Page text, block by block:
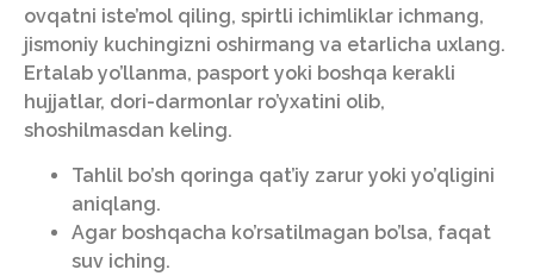
ovqatni iste’mol qiling, spirtli ichimliklar ichmang,
jismoniy kuchingizni oshirmang va etarlicha uxlang.
Ertalab yo’llanma, pasport yoki boshqa kerakli
hujjatlar, dori-darmonlar ro’yxatini olib,
shoshilmasdan keling.
Tahlil bo’sh qoringa qat’iy zarur yoki yo’qligini
aniqlang.
Agar boshqacha ko’rsatilmagan bo’lsa, faqat
suv iching.